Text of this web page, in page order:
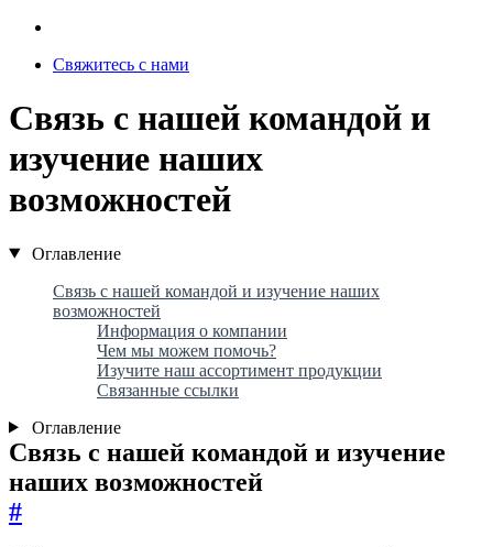
Свяжитесь с нами
Связь с нашей командой и
изучение наших
возможностей
Оглавление
Связь с нашей командой и изучение наших
возможностей
Информация о компании
Чем мы можем помочь?
Изучите наш ассортимент продукции
Связанные ссылки
Оглавление
Связь с нашей командой и изучение
наших возможностей
#